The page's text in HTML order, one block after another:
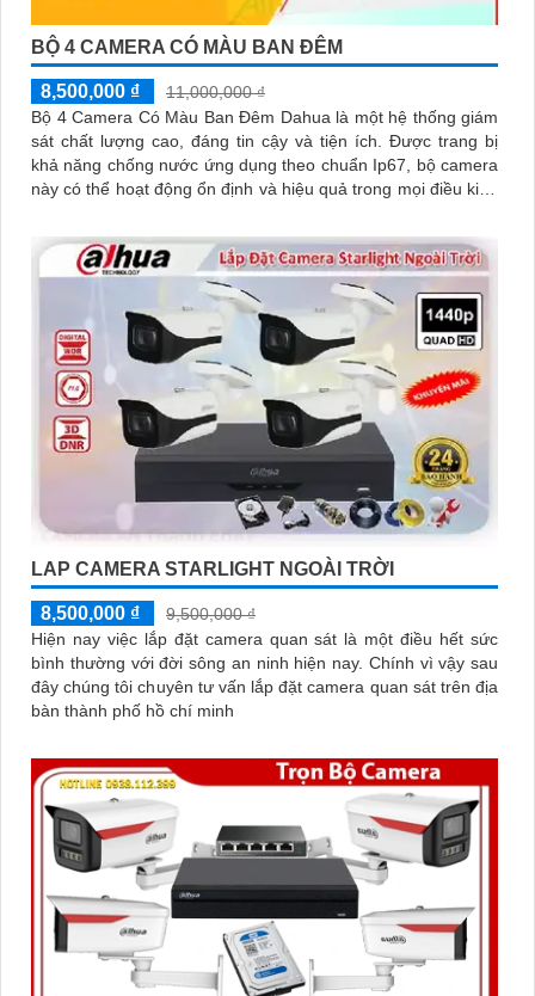
BỘ 4 CAMERA CÓ MÀU BAN ĐÊM
8,500,000 ₫
11,000,000 ₫
Bộ 4 Camera Có Màu Ban Đêm Dahua là một hệ thống giám
sát chất lượng cao, đáng tin cậy và tiện ích. Được trang bị
khả năng chống nước ứng dụng theo chuẩn Ip67, bộ camera
này có thể hoạt động ổn định và hiệu quả trong mọi điều kiện
LAP CAMERA STARLIGHT NGOÀI TRỜI
8,500,000 ₫
9,500,000 ₫
Hiện nay việc lắp đặt camera quan sát là một điều hết sức
bình thường với đời sông an ninh hiện nay. Chính vì vậy sau
đây chúng tôi chuyên tư vấn lắp đặt camera quan sát trên địa
bàn thành phố hồ chí minh